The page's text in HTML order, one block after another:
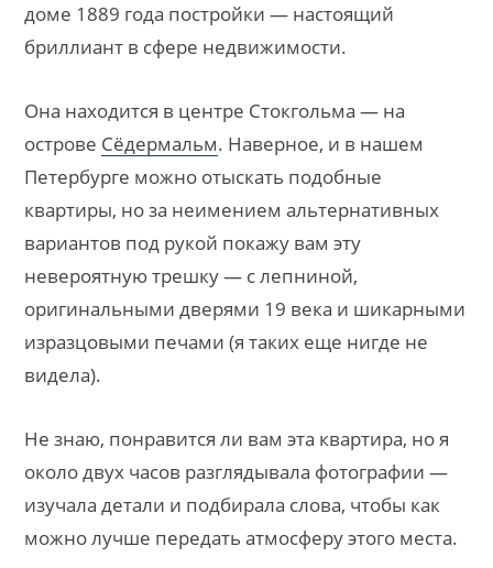
доме 1889 года постройки — настоящий
бриллиант в сфере недвижимости.
Она находится в центре Стокгольма — на
острове Сёдермальм. Наверное, и в нашем
Петербурге можно отыскать подобные
квартиры, но за неимением альтернативных
вариантов под рукой покажу вам эту
невероятную трешку — с лепниной,
оригинальными дверями 19 века и шикарными
изразцовыми печами (я таких еще нигде не
видела).
Не знаю, понравится ли вам эта квартира, но я
около двух часов разглядывала фотографии —
изучала детали и подбирала слова, чтобы как
можно лучше передать атмосферу этого места.